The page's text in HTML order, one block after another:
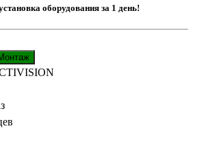
оборудования за 1 день!